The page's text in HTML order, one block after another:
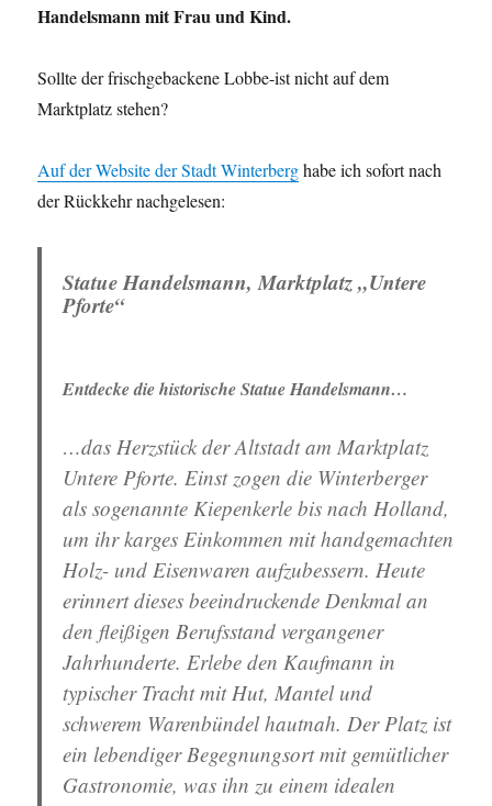
Handelsmann mit Frau und Kind.
Sollte der frischgebackene Lobbe-ist nicht auf dem
Marktplatz stehen?
Auf der Website der Stadt Winterberghabe ich sofort nach
der Rückkehr nachgelesen:
Statue Handelsmann, Marktplatz „Untere
Pforte“
Entdecke die historische Statue Handelsmann…
…das Herzstück der Altstadt amMarktplatz
Untere Pforte. Einst zogen die Winterberger
als sogenannte Kiepenkerle bis nach Holland,
um ihr karges Einkommen mit handgemachten
Holz- und Eisenwaren aufzubessern. Heute
erinnert dieses beeindruckende Denkmal an
den fleißigen Berufsstand vergangener
Jahrhunderte. Erlebe den Kaufmann in
typischer Tracht mit Hut, Mantel und
schwerem Warenbündel hautnah. Der Platz ist
ein lebendiger Begegnungsort mit gemütlicher
Gastronomie, was ihn zu einem idealen